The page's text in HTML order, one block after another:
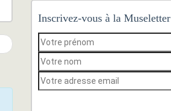
Inscrivez-vous à la Museletter